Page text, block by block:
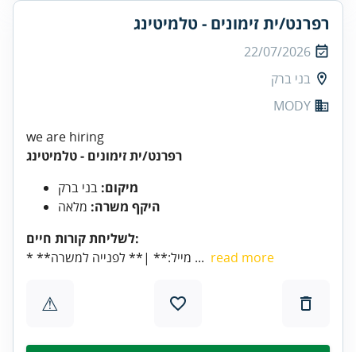
רפרנט/ית זימונים - טלמיטינג
22/07/2026
בני ברק
MODY
we are hiring
רפרנט/ית זימונים - טלמיטינג
מיקום: בני ברק
היקף משרה: מלאה
לשליחת קורות חיים:
* **מייל:** |** לפנייה למשרה ... read more
⚠